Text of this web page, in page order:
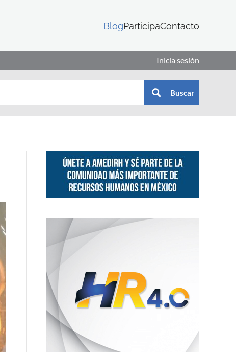
BlogParticipaContacto
Inicia sesión
Buscar